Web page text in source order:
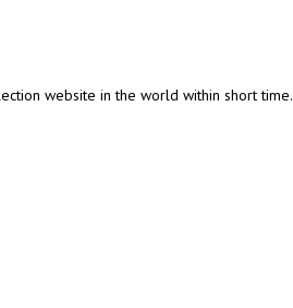
website in the world within short time.